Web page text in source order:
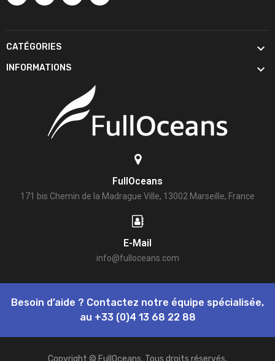
CATÉGORIES 
INFORMATIONS 
FullOceans
171 bis Chemin de la Madrague Ville, 13002 Marseille, France
E-Mail
info@fulloceans.com
Besoin d’aide ? Contactez notre équipe spécialisée,
au +33 (0)4 13 68 22 88
Copyright © FullOceans. Tous droits réservés.